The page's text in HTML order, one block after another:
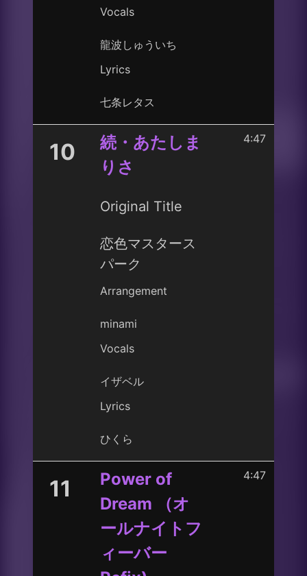
Vocals
龍波しゅういち
Lyrics
七条レタス
10
続・あたしま
りさ
Original Title
恋色マスタース
パーク
Arrangement
minami
Vocals
イザベル
Lyrics
ひくら
4:47
11
Power of
Dream （オ
ールナイトフ
ィーバー
4:47